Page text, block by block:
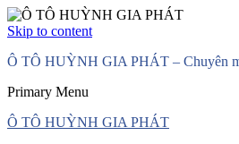
Skip to content
Ô TÔ HUỲNH GIA PHÁT – Chuyên
Primary Menu
Ô TÔ HUỲNH GIA PHÁT